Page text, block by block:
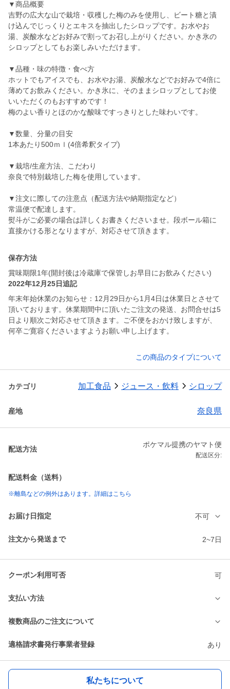
▼商品概要
吉野の広大な山で栽培・収穫した梅のみを使用し、ビート糖と漬
け込んでじっくりとエキスを抽出したシロップです。お水やお
湯、炭酸水などお好みで割ってお召し上がりください。かき氷の
シロップとしてもお楽しみいただけます。
▼品種・味の特徴・食べ方
ホットでもアイスでも、お水やお湯、炭酸水などでお好みで4倍に
薄めてお飲みください。かき氷に、そのままシロップとしてお使
いいただくのもおすすめです！
梅のよい香りとほのかな酸味ですっきりとした味わいです。
▼数量、分量の目安
1本あたり500ｍｌ(4倍希釈タイプ)
▼栽培/生産方法、こだわり
奈良で特別栽培した梅を使用しています。
▼注文に際しての注意点（配送方法や納期指定など）
常温便で配達します。
熨斗がご必要の場合は詳しくお書きくださいませ。段ボール箱に
直接かける形となりますが、対応させて頂きます。
保存方法
賞味期限1年(開封後は冷蔵庫で保管しお早目にお飲みください)
2022年12月25日追記
年末年始休業のお知らせ：12月29日から1月4日は休業日とさせて
頂いております。休業期間中に頂いたご注文の発送、お問合せは5
日より順次ご対応させて頂きます。ご不便をおかけ致しますが、
何卒ご寛容くださいますようお願い申し上げます。
この商品のタイプについて
カテゴリ 加工食品 ジュース・飲料 シロップ
産地 奈良県
配送方法
ポケマル提携のヤマト便
配送区分:
配送料金（送料）
※離島などの例外はあります。詳細はこちら
お届け日指定 不可
注文から発送まで 2~7日
クーポン利用可否 可
支払い方法
複数商品のご注文について
適格請求書発行事業者登録 あり
私たちについて